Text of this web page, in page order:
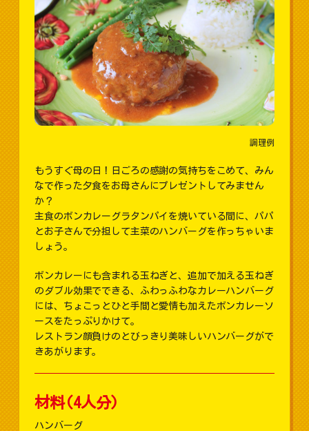
調理例
もうすぐ母の日！日ごろの感謝の気持ちをこめて、みん
なで作った夕食をお母さんにプレゼントしてみません
か？
主食のボンカレーグラタンパイを焼いている間に、パパ
とお子さんで分担して主菜のハンバーグを作っちゃいま
しょう。
ボンカレーにも含まれる玉ねぎと、追加で加える玉ねぎ
のダブル効果でできる、ふわっふわなカレーハンバーグ
には、ちょこっとひと手間と愛情も加えたボンカレーソ
ースをたっぷりかけて。
レストラン顔負けのとびっきり美味しいハンバーグがで
きあがります。
材料(4人分)
ハンバーグ